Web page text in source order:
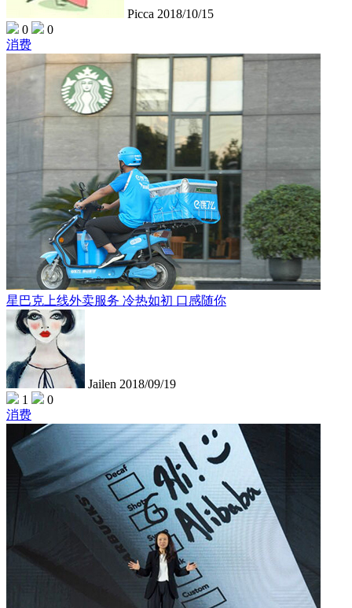
Picca 2018/10/15
0
0
消费
星巴克上线外卖服务 冷热如初 口感随你
Jailen 2018/09/19
1
0
消费